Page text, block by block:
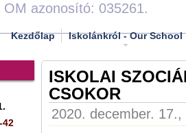
OM azonosító: 035261.
Kezdőlap Iskolánkról - Our School
42
ISKOLAI
CSOKOR
2020. december.